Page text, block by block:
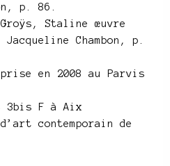
p. 86.
Staline œuvre
Chambon, p.
en 2008 au Parvis
3bis F à Aix
contemporain de